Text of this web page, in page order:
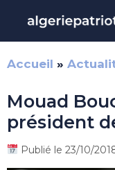
contenu
Accueil »
Mouad
président
Publié le 23/10/